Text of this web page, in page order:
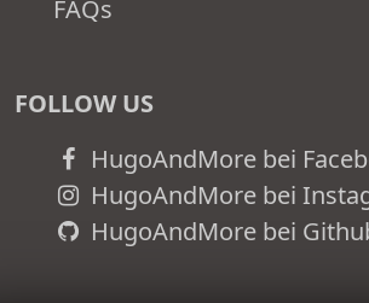
FAQs
FOLLOW US
HugoAndMore bei
HugoAndMore bei
HugoAndMore bei